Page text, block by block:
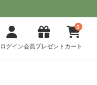
ログイン会員プレゼント
0
カート